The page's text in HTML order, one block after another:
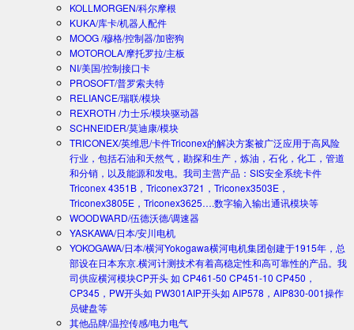
KOLLMORGEN/科尔摩根
KUKA/库卡/机器人配件
MOOG /穆格/控制器/加密狗
MOTOROLA/摩托罗拉/主板
NI/美国/控制接口卡
PROSOFT/普罗索夫特
RELIANCE/瑞联/模块
REXROTH /力士乐/模块驱动器
SCHNEIDER/莫迪康/模块
TRICONEX/英维思/卡件Triconex的解决方案被广泛应用于高风险
行业，包括石油和天然气，勘探和生产，炼油，石化，化工，管道
和分销，以及能源和发电。我司主营产品：SIS安全系统卡件
Triconex 4351B，Triconex3721，Triconex3503E，
Triconex3805E，Triconex3625….数字输入输出通讯模块等
WOODWARD/伍德沃德/调速器
YASKAWA/日本/安川电机
YOKOGAWA/日本/横河Yokogawa横河电机集团创建于1915年，总
部设在日本东京.横河计测技术有着高稳定性和高可靠性的产品。我
司供应横河模块CP开头 如 CP461-50 CP451-10 CP450，
CP345，PW开头如 PW301AIP开头如 AIP578，AIP830-001操作
员键盘等
其他品牌/温控传感/电力电气